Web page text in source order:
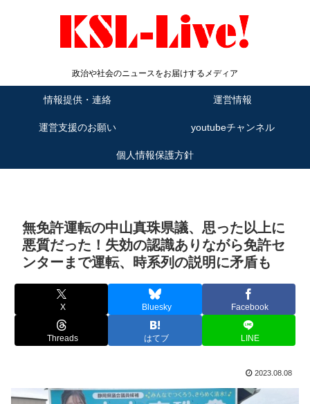
政治や社会のニュースをお届けするメディア
情報提供・連絡 運営情報
運営支援のお願い youtubeチャンネル
個人情報保護方針
無免許運転の中山真珠県議、思った以上に
悪質だった！失効の認識ありながら免許セ
ンターまで運転、時系列の説明に矛盾も
X Bluesky Facebook
Threads はてブ LINE
2023.08.08